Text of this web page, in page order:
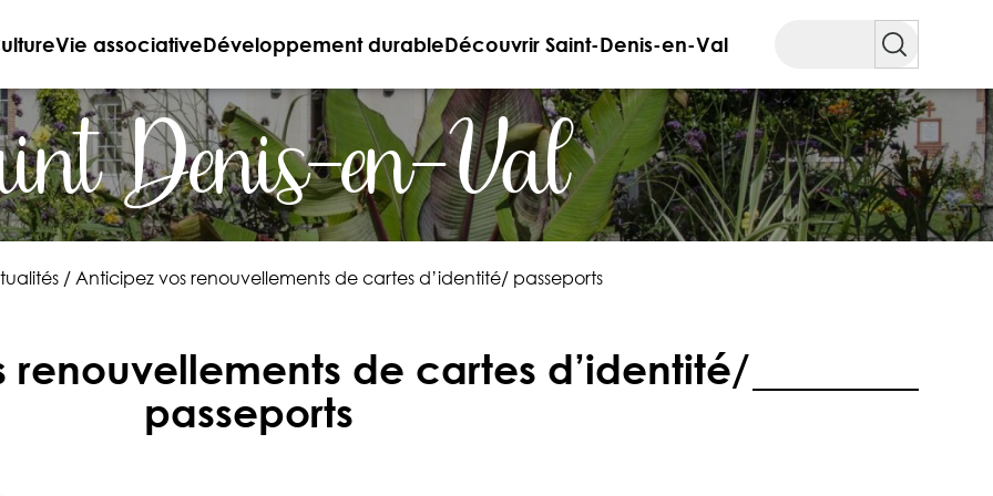
Vie associativeDéveloppement durableDécouvrir Saint-Denis-en-Val
Denis-en-Val
/ Anticipez vos renouvellements de cartes d’identité/ passeports
renouvellements de cartes d’identité/
passeports